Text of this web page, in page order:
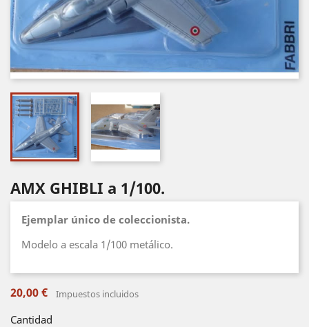
AMX GHIBLI a 1/100.
Ejemplar único de coleccionista.
Modelo a escala 1/100 metálico.
20,00 € Impuestos incluidos
Cantidad